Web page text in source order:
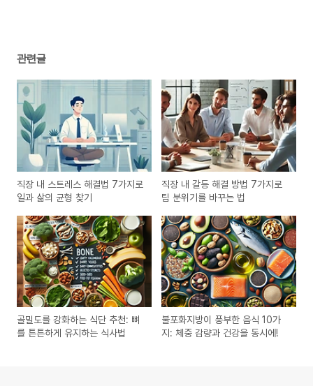
관련글
직장 내 스트레스 해결법 7가지로
일과 삶의 균형 찾기
직장 내 갈등 해결 방법 7가지로
팀 분위기를 바꾸는 법
골밀도를 강화하는 식단 추천: 뼈
를 튼튼하게 유지하는 식사법
불포화지방이 풍부한 음식 10가
지: 체중 감량과 건강을 동시에!